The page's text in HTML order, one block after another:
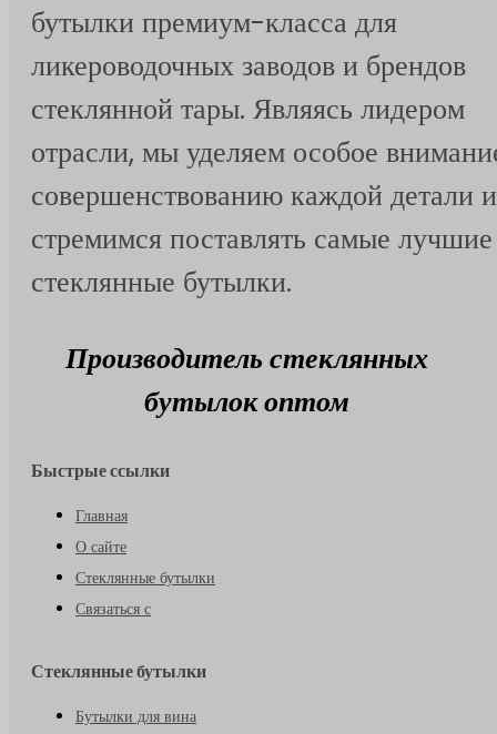
бутылки премиум-класса для
ликероводочных заводов и брендов
стеклянной тары. Являясь лидером
отрасли, мы уделяем особое
совершенствованию каждой детали и
стремимся поставлять самые лучшие
стеклянные бутылки.
Производитель стеклянных
бутылок оптом
Быстрые ссылки
Главная
О сайте
Стеклянные бутылки
Связаться с
Стеклянные бутылки
Бутылки для вина